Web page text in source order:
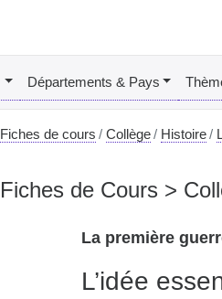
Départements & Pays
Fiches de cours Collège Histoire
Fiches de Cours >
La première
L’idée